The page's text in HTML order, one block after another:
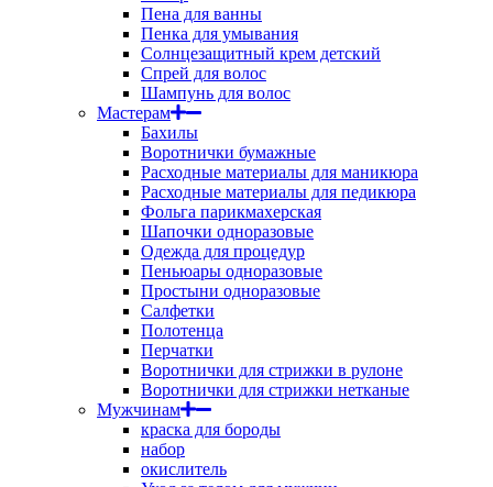
Пена для ванны
Пенка для умывания
Солнцезащитный крем детский
Спрей для волос
Шампунь для волос
Мастерам
Бахилы
Воротнички бумажные
Расходные материалы для маникюра
Расходные материалы для педикюра
Фольга парикмахерская
Шапочки одноразовые
Одежда для процедур
Пеньюары одноразовые
Простыни одноразовые
Салфетки
Полотенца
Перчатки
Воротнички для стрижки в рулоне
Воротнички для стрижки нетканые
Мужчинам
краска для бороды
набор
окислитель